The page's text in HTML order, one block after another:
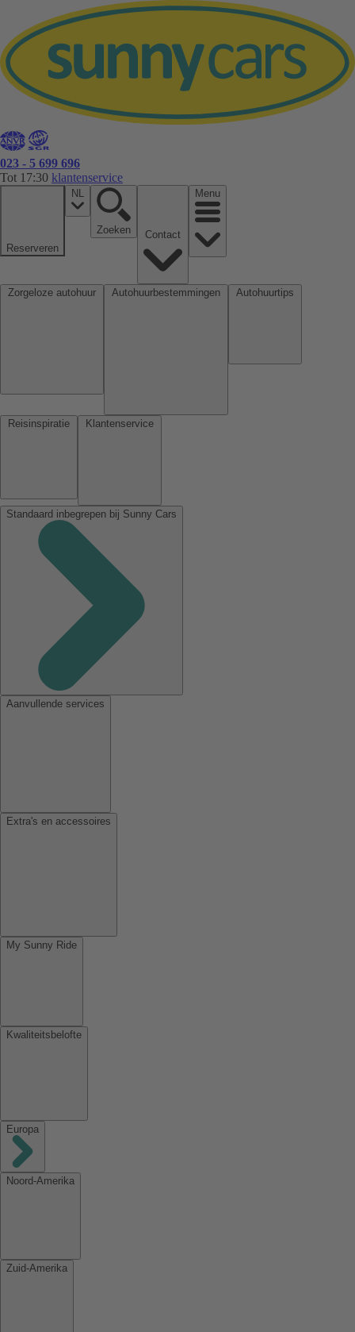
023 - 5 699 696
Tot 17:30 klantenservice
Reserveren
NL
Zoeken
Menu
Standaard inbegrepen bij Sunny Cars
Aanvullende services
Extra's en accessoires
My Sunny Ride
Kwaliteitsbelofte
Europa
Noord-Amerika
Zuid-Amerika